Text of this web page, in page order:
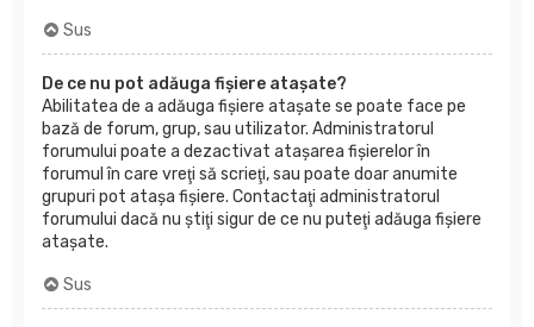
Sus
De ce nu pot adăuga fişiere ataşate?
Abilitatea de a adăuga fişiere ataşate se poate face pe
bază de forum, grup, sau utilizator. Administratorul
forumului poate a dezactivat ataşarea fişierelor în
forumul în care vreţi să scrieţi, sau poate doar anumite
grupuri pot ataşa fişiere. Contactaţi administratorul
forumului dacă nu ştiţi sigur de ce nu puteţi adăuga fişiere
ataşate.
Sus